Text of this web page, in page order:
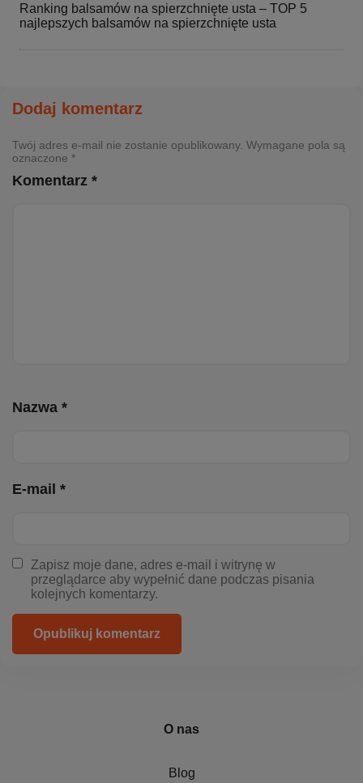
Ranking balsamów na spierzchnięte usta – TOP 5
najlepszych balsamów na spierzchnięte usta
Dodaj komentarz
Twój adres e-mail nie zostanie opublikowany. Wymagane pola są
oznaczone *
Komentarz *
Nazwa *
E-mail *
Zapisz moje dane, adres e-mail i witrynę w
przeglądarce aby wypełnić dane podczas pisania
kolejnych komentarzy.
Opublikuj komentarz
O nas
Blog